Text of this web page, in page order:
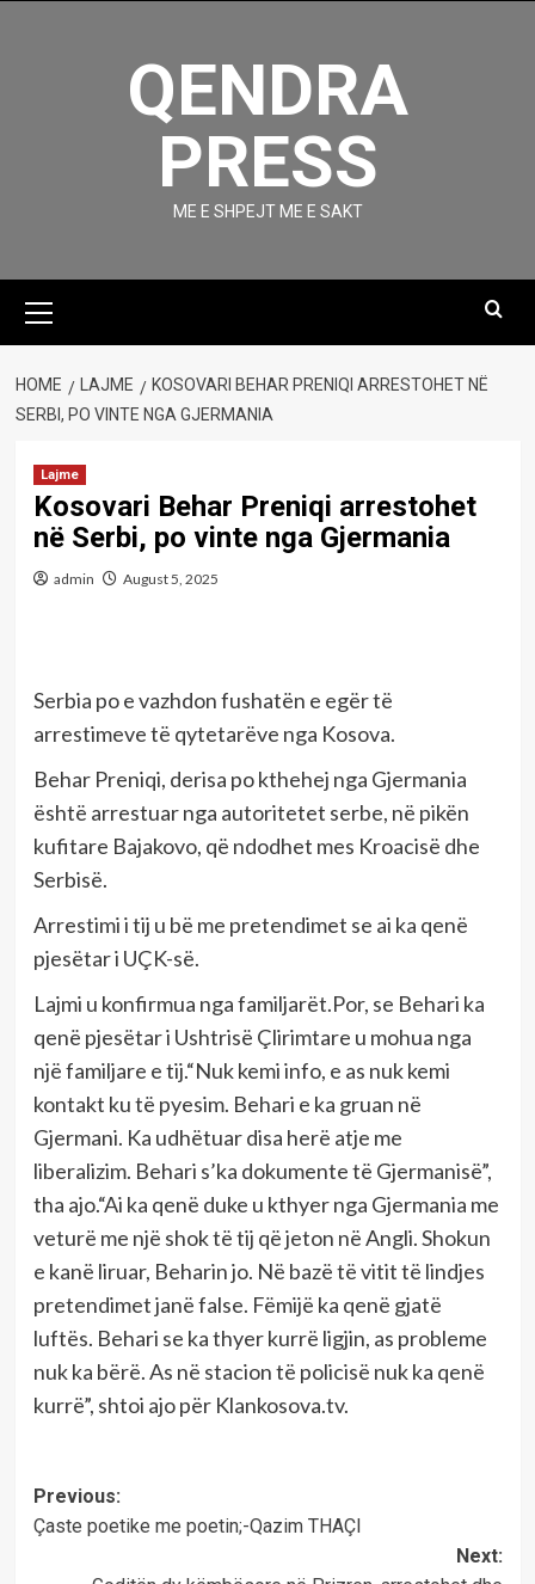
QENDRA
PRESS
ME E SHPEJT ME E SAKT
Menu
HOME LAJME
KOSOVARI BEHAR PRENIQI ARRESTOHET NË
SERBI, PO VINTE NGA GJERMANIA
Lajme
Kosovari Behar Preniqi arrestohet
në Serbi, po vinte nga Gjermania
admin August 5, 2025
Serbia po e vazhdon fushatën e egër të
arrestimeve të qytetarëve nga Kosova.
Behar Preniqi, derisa po kthehej nga Gjermania
është arrestuar nga autoritetet serbe, në pikën
kufitare Bajakovo, që ndodhet mes Kroacisë dhe
Serbisë.
Arrestimi i tij u bë me pretendimet se ai ka qenë
pjesëtar i UÇK-së.
Lajmi u konfirmua nga familjarët.Por, se Behari ka
qenë pjesëtar i Ushtrisë Çlirimtare u mohua nga
një familjare e tij.“Nuk kemi info, e as nuk kemi
kontakt ku të pyesim. Behari e ka gruan në
Gjermani. Ka udhëtuar disa herë atje me
liberalizim. Behari s’ka dokumente të Gjermanisë”,
tha ajo.“Ai ka qenë duke u kthyer nga Gjermania me
veturë me një shok të tij që jeton në Angli. Shokun
e kanë liruar, Beharin jo. Në bazë të vitit të lindjes
pretendimet janë false. Fëmijë ka qenë gjatë
luftës. Behari se ka thyer kurrë ligjin, as probleme
nuk ka bërë. As në stacion të policisë nuk ka qenë
kurrë”, shtoi ajo për Klankosova.tv.
Post
navigation
Previous:
Çaste poetike me poetin;-Qazim THAÇI
Next: